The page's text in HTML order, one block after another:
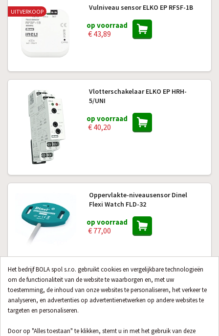
Het bedrijf BOLA spol s.r.o. gebruikt cookies en vergelijkbare technologieën
om de functionaliteit van de website te waarborgen en, met uw
toestemming, de inhoud van onze websites te personaliseren, het verkeer te
analyseren, en advertenties op advertentienetwerken op andere websites te
targeten en personaliseren.
Door op "Alles toestaan" te klikken, stemt u in met het gebruik van deze
Vulniveau sensor ELKO EP RFSF-1B
op voorraad
€ 43,89
UITVERKOOP
Vlotterschakelaar ELKO EP HRH-
5/UNI
op voorraad
€ 40,20
Oppervlakte-niveausensor Dinel
Flexi Watch FLD-32
op voorraad
€ 77,00
Niveausensor SENSIT SHV 2 met
externe sonde en relaisuitgang
1 variant op voorraad
2 VARIANT